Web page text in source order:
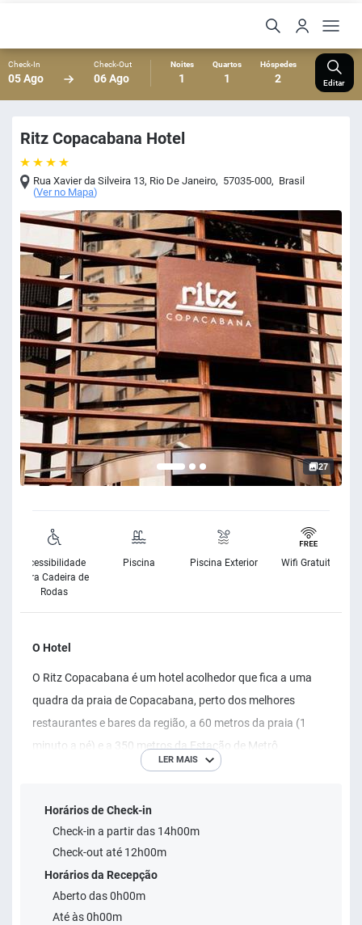
Check-In
05 Ago
Check-Out
06 Ago
Noites
1
Quartos
1
Hóspedes
2 Editar
Ritz Copacabana Hotel
Rua Xavier da Silveira 13, Rio De Janeiro, 57035-000, Brasil
(Ver no Mapa)
27
Acessibilidade
para Cadeira de
Rodas
Piscina Piscina Exterior Wifi Gratuito
O Hotel
O Ritz Copacabana é um hotel acolhedor que fica a uma
quadra da praia de Copacabana, perto dos melhores
restaurantes e bares da região, a 60 metros da praia (1
minuto a pé) e a 350 metros da Estação de Metrô
Cantagalo (3 minutos a pé). O Hotel possui apartamentos
vista panorâmica sobre a praia de Copacabana, onde é
possível assistir ao pôr do sol. Prezados clientes e
parceiros, Informamos que nossa piscina passará por
reformas no período de 21 a 23 de Outubro de 2024 e ficará
inoperante para uso. Pedimos desculpas pelo transtorno.
LER MAIS
Horários de Check-in
Check-in a partir das 14h00m
Check-out até 12h00m
Horários da Recepção
Aberto das 0h00m
Até às 0h00m